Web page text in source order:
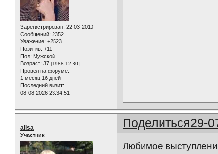
Зарегистрирован: 22-03-2010
Сообщений: 2352
Уважение: +2523
Позитив: +11
Пол: Мужской
Возраст: 37 [1988-12-30]
Провел на форуме:
1 месяц 16 дней
Последний визит:
08-08-2026 23:34:51
Поделиться29-
alisa
Участник
Любимое